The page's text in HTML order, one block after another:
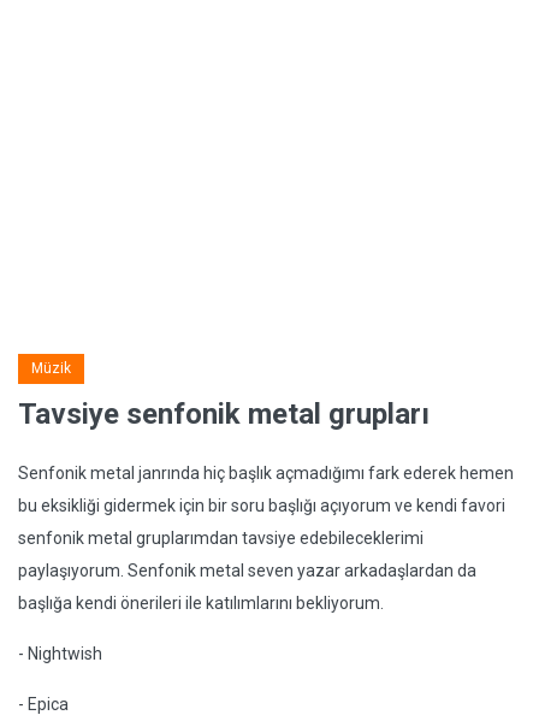
Müzik
Tavsiye senfonik metal grupları
Senfonik metal janrında hiç başlık açmadığımı fark ederek hemen
bu eksikliği gidermek için bir soru başlığı açıyorum ve kendi favori
senfonik metal gruplarımdan tavsiye edebileceklerimi
paylaşıyorum. Senfonik metal seven yazar arkadaşlardan da
başlığa kendi önerileri ile katılımlarını bekliyorum.
- Nightwish
- Epica